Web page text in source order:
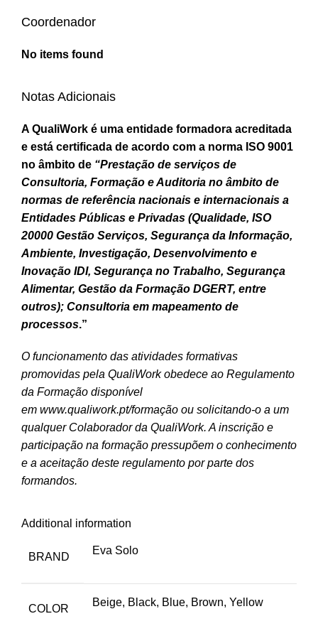
Coordenador
No items found
Notas Adicionais
A QualiWork é uma entidade formadora acreditada
e está certificada de acordo com a norma ISO 9001
no âmbito de “Prestação de serviços de
Consultoria, Formação e Auditoria no âmbito de
normas de referência nacionais e internacionais a
Entidades Públicas e Privadas (Qualidade, ISO
20000 Gestão Serviços, Segurança da Informação,
Ambiente, Investigação, Desenvolvimento e
Inovação IDI, Segurança no Trabalho, Segurança
Alimentar, Gestão da Formação DGERT, entre
outros); Consultoria em mapeamento de
processos.”
O funcionamento das atividades formativas
promovidas pela QualiWork obedece ao Regulamento
da Formação disponível
em www.qualiwork.pt/formação ou solicitando-o a um
qualquer Colaborador da QualiWork. A inscrição e
participação na formação pressupõem o conhecimento
e a aceitação deste regulamento por parte dos
formandos.
Additional information
BRAND
Eva Solo
COLOR
Beige, Black, Blue, Brown, Yellow